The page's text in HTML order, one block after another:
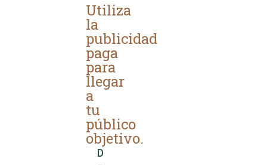
Utiliza
la
publicidad
paga
para
llegar
a
tu
público
objetivo.
D